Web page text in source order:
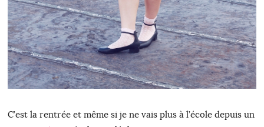
C’est la rentrée et même si je ne vais plus à l’école depuis un